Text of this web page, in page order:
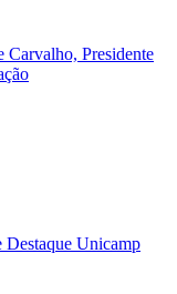
Carvalho, Presidente
Destaque Unicamp